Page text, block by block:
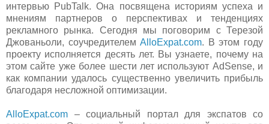
интервью PubTalk. Она посвящена историям успеха и
мнениям партнеров о перспективах и тенденциях
рекламного рынка. Сегодня мы поговорим с Терезой
Джованьоли, соучредителемAlloExpat.com. В этом году
проекту исполняется десять лет. Вы узнаете, почему на
этом сайте уже более шести лет используют AdSense, и
как компании удалось существенно увеличить прибыль
благодаря несложной оптимизации.
AlloExpat.com – социальный портал для экспатов со